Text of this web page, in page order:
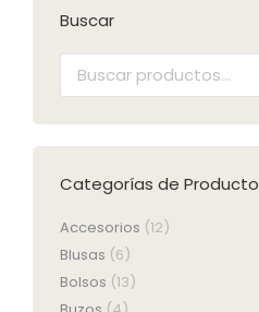
Buscar
Categorías de Producto
Accesorios (12)
Blusas (6)
Bolsos (13)